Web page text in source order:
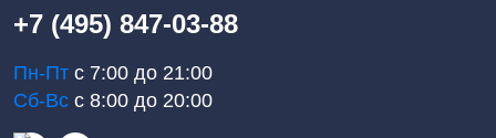
+7 (495) 847-03-88
Пн-Пт с 7:00 до 21:00
Сб-Вс с 8:00 до 20:00